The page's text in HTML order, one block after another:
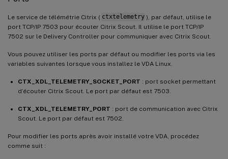
Le service de télémétrie Citrix ( ctxtelemetry ), par défaut, utilise le
port TCP/IP 7503 pour écouter Citrix Scout. Il utilise le port TCP/IP
7502 sur le Delivery Controller pour communiquer avec Citrix Scout.
Vous pouvez utiliser les ports par défaut ou modifier les ports via les
variables suivantes lorsque vous installez le VDA Linux.
CTX_XDL_TELEMETRY_SOCKET_PORT : port socket permettant
d’écouter Citrix Scout. Le port par défaut est 7503.
CTX_XDL_TELEMETRY_PORT : port de communication avec Citrix
Scout. Le port par défaut est 7502.
Pour modifier les ports après avoir installé votre VDA, procédez
comme suit :